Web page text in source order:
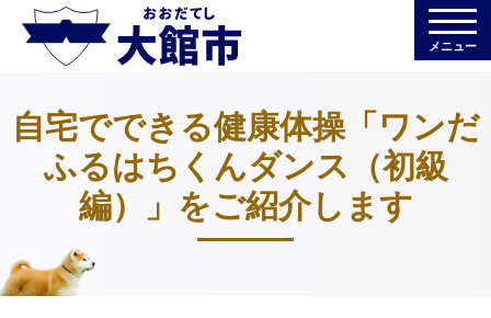
メニュー
自宅でできる健康体操「ワンだ
ふるはちくんダンス（初級
編）」をご紹介します